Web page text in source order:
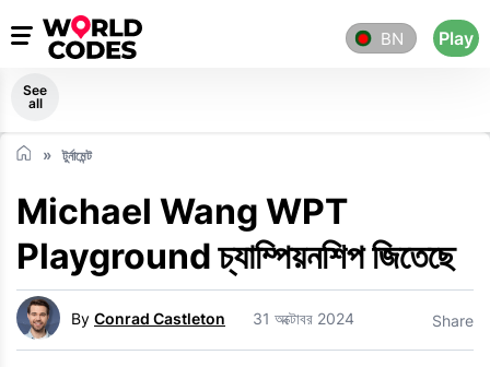
BN Play
See
all
টুর্নামেন্ট
Michael Wang WPT
Playground চ্যাম্পিয়নশিপ জিতেছে
By Conrad Castleton 31 অক্টোবর 2024 Share